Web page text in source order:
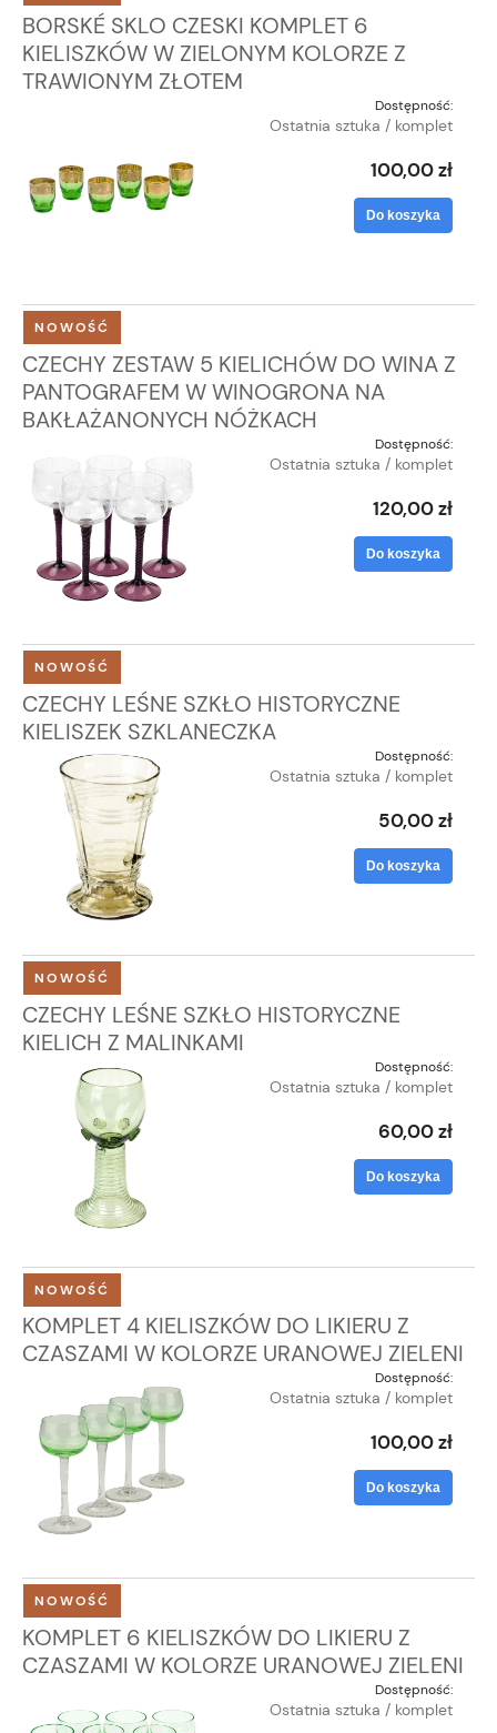
BORSKÉ SKLO CZESKI KOMPLET 6
KIELISZKÓW W ZIELONYM KOLORZE Z
TRAWIONYM ZŁOTEM
Dostępność:
Ostatnia sztuka / komplet
100,00 zł
Do koszyka
CZECHY ZESTAW 5 KIELICHÓW DO WINA Z
PANTOGRAFEM W WINOGRONA NA
BAKŁAŻANONYCH NÓŻKACH
Dostępność:
Ostatnia sztuka / komplet
120,00 zł
Do koszyka
NOWOŚĆ
CZECHY LEŚNE SZKŁO HISTORYCZNE
KIELISZEK SZKLANECZKA
Dostępność:
Ostatnia sztuka / komplet
50,00 zł
Do koszyka
NOWOŚĆ
CZECHY LEŚNE SZKŁO HISTORYCZNE
KIELICH Z MALINKAMI
Dostępność:
Ostatnia sztuka / komplet
60,00 zł
Do koszyka
NOWOŚĆ
KOMPLET 4 KIELISZKÓW DO LIKIERU Z
CZASZAMI W KOLORZE URANOWEJ ZIELENI
Dostępność:
Ostatnia sztuka / komplet
100,00 zł
Do koszyka
NOWOŚĆ
KOMPLET 6 KIELISZKÓW DO LIKIERU Z
CZASZAMI W KOLORZE URANOWEJ ZIELENI
Dostępność:
Ostatnia sztuka / komplet
NOWOŚĆ